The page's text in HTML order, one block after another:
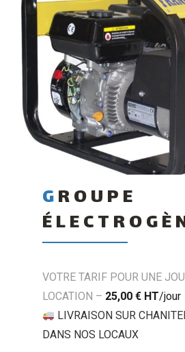
GROUPE
VOTRE TARIF POUR UNE
LOCATION – 25,00 € HT/jour
LIVRAISON SUR
DANS NOS LOCAUX